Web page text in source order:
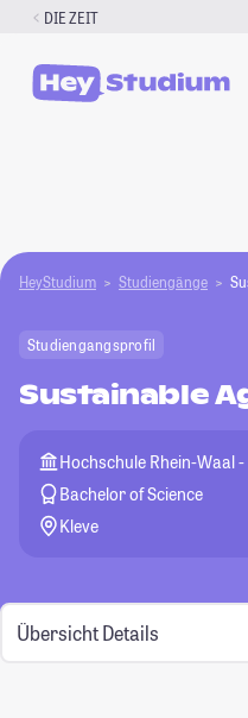
Zum
springen
DIE ZEIT
HeyStudium Studiengänge
Studiengangsprofil
Sustainable
Hochschule Rhein-Waal
Bachelor of Science
Kleve
Übersicht Details